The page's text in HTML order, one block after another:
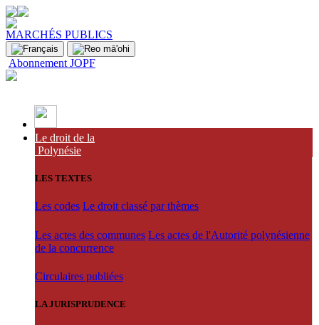
MARCHÉS PUBLICS
Abonnement JOPF
Le droit de la
Polynésie
LES TEXTES
Les codes Le droit classé par thèmes
Les actes des communes Les actes de l'Autorité polynésienne
de la concurrence
Circulaires publiées
LA JURISPRUDENCE